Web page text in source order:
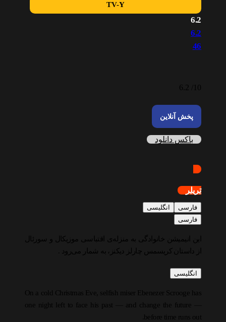
TV-Y
6.2
6.2
46
10/
6.2
پخش آنلاین
باکس دانلود
تریلر
فارسی
انگلیسی
فارسی
این انیمیشن خانوادگی به منزله‌ی اقتباسی موزیکال و سورئال
از داستان کریسمس چارلز دیکنز، به شمار می‌رود .
انگلیسی
On a cold Christmas Eve, selfish miser Ebenezer Scrooge has
one night left to face his past — and change the future —
before time runs out.